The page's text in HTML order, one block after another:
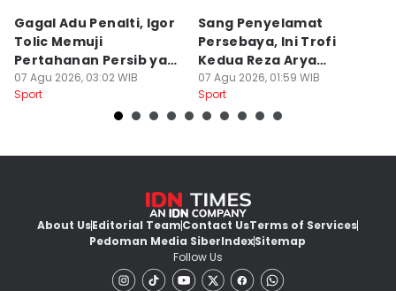
Gagal Adu Penalti, Igor
Tolic Memuji
Pertahanan Persib yang
Solid
07 Agu 2026, 03:02 WIB
Sport
Sang Penyelamat
Persebaya, Ini Trofi
Kedua Reza Arya
Bersama Tavares
07 Agu 2026, 01:59 WIB
Sport
About UsEditorial TeamContact UsTerms of Services
Pedoman Media SiberIndexSitemap
Follow Us